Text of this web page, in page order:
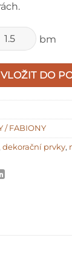
bm
VLOŽIT DO
/ FABIONY
dekorační prvky,